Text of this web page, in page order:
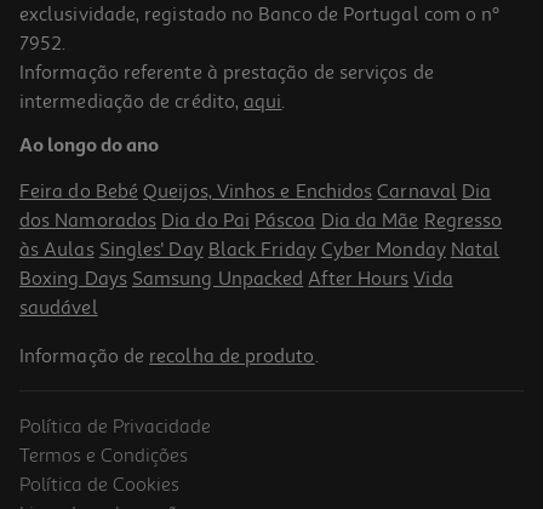
Stickers Puffy Retro Auchan Modelos Sortidos
1.19 €/un
1,19 €
exclusividade, registado no Banco de Portugal com o nº
7952.
Informação referente à prestação de serviços de
intermediação de crédito, aqui.
Ao longo do ano
Feira do Bebé Queijos, Vinhos e Enchidos Carnaval Dia
dos Namorados Dia do Pai Páscoa Dia da Mãe Regresso
às Aulas Singles' Day Black Friday Cyber Monday Natal
Boxing Days Samsung Unpacked After Hours Vida
saudável
Informação de recolha de produto.
Política de Privacidade
Termos e Condições
Política de Cookies